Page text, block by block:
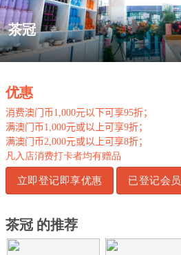
茶冠
.
优惠
消费澳门币1,000元以下可享95折；
满澳门币1,000元或以上可享9折；
满澳门币2,000元或以上可享8折；
凡入店消费打卡者均有赠品
立即登记即享优惠 已登记会员
茶冠 的推荐